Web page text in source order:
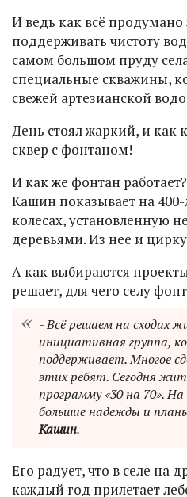
И ведь как всё
поддерживать чистоту
самом большом пруду
специальные скважины,
свежей артезианской
День стоял жаркий, и как
сквер с фонтаном!
И как же фонтан
Кашин показывает на
колесах, установленную
деревьями. Из нее и
А как выбираются
решает, для чего селу
- Всё решаем на сходах
инициативная группа,
поддерживает. Многое
этих ребят. Сегодня
программу «30 на 70».
большие надежды и
Кашин.
Его радует, что в селе на
каждый год прилетает